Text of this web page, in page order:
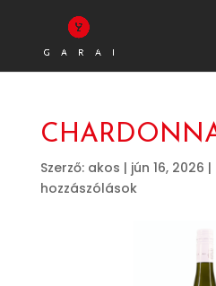
Szerző: akos | jún 16, 2026 |
hozzászólások